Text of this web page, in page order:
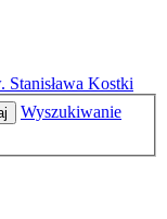
Stanisława Kostki
Wyszukiwanie